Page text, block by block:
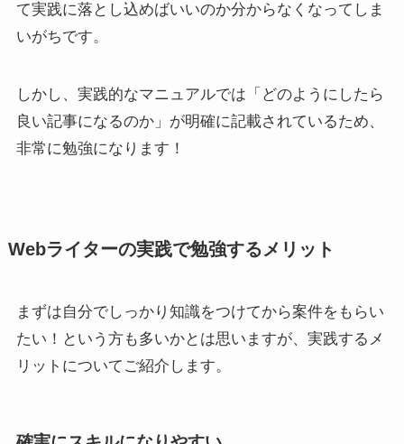
て実践に落とし込めばいいのか分からなくなってしま
いがちです。
しかし、実践的なマニュアルでは「どのようにしたら
良い記事になるのか」が明確に記載されているため、
非常に勉強になります！
Webライターの実践で勉強するメリット
まずは自分でしっかり知識をつけてから案件をもらい
たい！という方も多いかとは思いますが、実践するメ
リットについてご紹介します。